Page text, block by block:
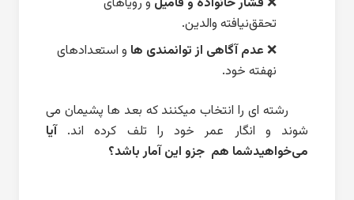
تحقق‌نیافته والدین.
❌ عدم آگاهی از توانمندی ها و استعدادهای
نهفته خود.
رشته ای را انتخاب میکنند که بعد ها پشیمان می
شوند و انگار عمر خود را تلف کرده اند.آیا
می‌خواهیدشما هم جزو این آمار باشد؟